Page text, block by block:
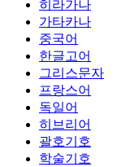
히라가나
가타카나
중국어
한글고어
그리스문자
프랑스어
독일어
히브리어
괄호기호
학술기호